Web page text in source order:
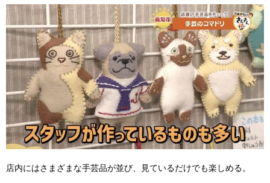
店内にはさまざまな手芸品が並び、見ているだけでも楽しめる。